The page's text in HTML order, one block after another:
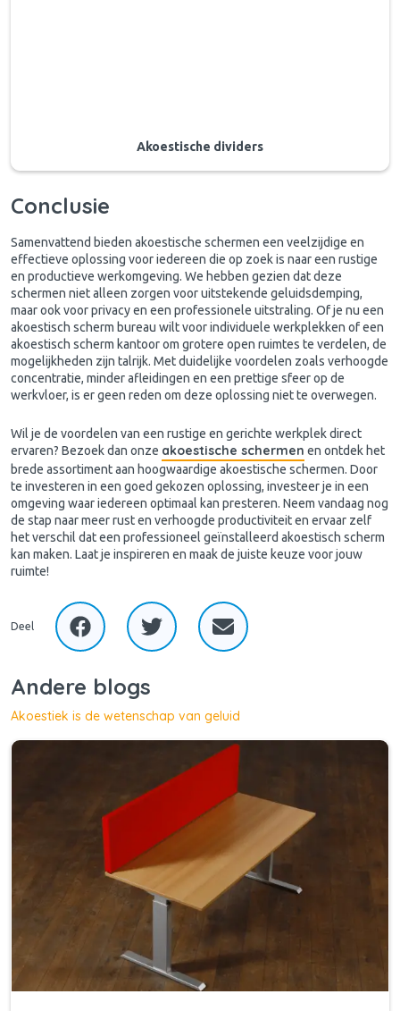
Akoestische dividers
Conclusie
Samenvattend bieden akoestische schermen een veelzijdige en
effectieve oplossing voor iedereen die op zoek is naar een rustige
en productieve werkomgeving. We hebben gezien dat deze
schermen niet alleen zorgen voor uitstekende geluidsdemping,
maar ook voor privacy en een professionele uitstraling. Of je nu een
akoestisch scherm bureau wilt voor individuele werkplekken of een
akoestisch scherm kantoor om grotere open ruimtes te verdelen, de
mogelijkheden zijn talrijk. Met duidelijke voordelen zoals verhoogde
concentratie, minder afleidingen en een prettige sfeer op de
werkvloer, is er geen reden om deze oplossing niet te overwegen.
Wil je de voordelen van een rustige en gerichte werkplek direct
ervaren? Bezoek dan onze akoestische schermen en ontdek het
brede assortiment aan hoogwaardige akoestische schermen. Door
te investeren in een goed gekozen oplossing, investeer je in een
omgeving waar iedereen optimaal kan presteren. Neem vandaag nog
de stap naar meer rust en verhoogde productiviteit en ervaar zelf
het verschil dat een professioneel geïnstalleerd akoestisch scherm
kan maken. Laat je inspireren en maak de juiste keuze voor jouw
ruimte!
Deel
Andere blogs
Akoestiek is de wetenschap van geluid